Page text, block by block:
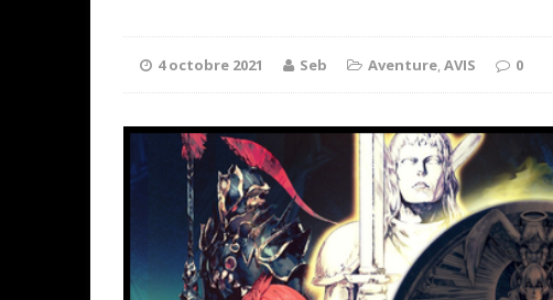
4 octobre 2021 Seb Aventure,AVIS 0